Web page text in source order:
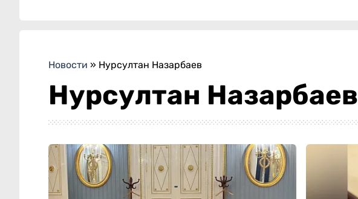
Новости » Нурсултан Назарбаев
Нурсултан Назарбаев